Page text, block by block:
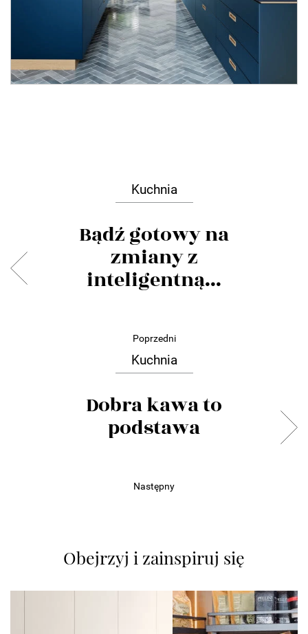
Kuchnia
Bądź gotowy na
zmiany z
inteligentną...
Poprzedni
Kuchnia
Dobra kawa to
podstawa
Następny
Obejrzyj i zainspiruj się